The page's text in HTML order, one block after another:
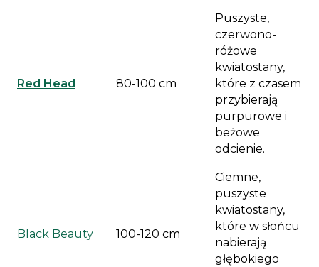
Red Head 80-100 cm
Puszyste,
czerwono-
różowe
kwiatostany,
które z czasem
przybierają
purpurowe i
beżowe
odcienie.
Black Beauty 100-120 cm
Ciemne,
puszyste
kwiatostany,
które w słońcu
nabierają
głębokiego